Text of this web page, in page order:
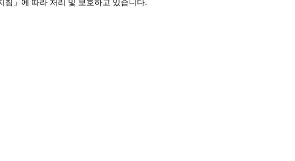
」에 따라 처리 및 보호하고 있습니다.